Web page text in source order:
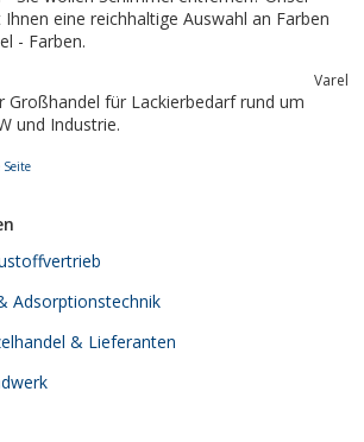
eine reichhaltige Auswahl an Farben
- Farben.
Varel
Großhandel für Lackierbedarf rund um
LKW und Industrie.
Seite
Adsorptionstechnik
& Lieferanten